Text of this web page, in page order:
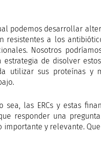
podemos desarrollar
resistentes a los
Nosotros
de disolver
utilizar sus proteínas y
las ERCs y estas
responder una
y relevante.